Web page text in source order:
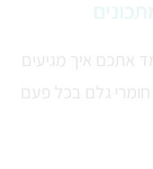
אתכם איך מגיעים
חומרי גלם בכל פעם